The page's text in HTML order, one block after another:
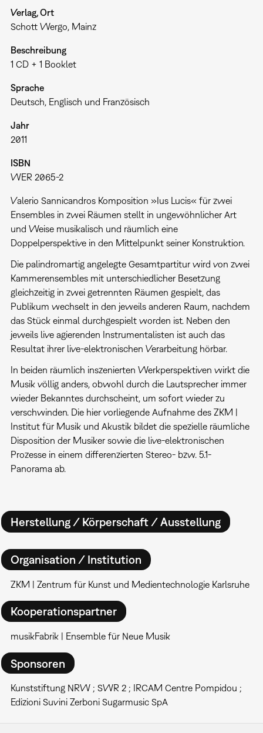
Verlag, Ort
Schott Wergo, Mainz
Beschreibung
1 CD + 1 Booklet
Sprache
Deutsch, Englisch und Französisch
Jahr
2011
ISBN
WER 2065-2
Valerio Sannicandros Komposition »Ius Lucis« für zwei
Ensembles in zwei Räumen stellt in ungewöhnlicher Art
und Weise musikalisch und räumlich eine
Doppelperspektive in den Mittelpunkt seiner Konstruktion.
Die palindromartig angelegte Gesamtpartitur wird von zwei
Kammerensembles mit unterschiedlicher Besetzung
gleichzeitig in zwei getrennten Räumen gespielt, das
Publikum wechselt in den jeweils anderen Raum, nachdem
das Stück einmal durch­gespielt worden ist. Neben den
jeweils live agierenden Instrumentalisten ist auch das
Resultat ihrer live-elektronischen Verarbeitung hörbar.
In beiden räumlich inszenierten Werkperspektiven wirkt die
Musik völlig anders, obwohl durch die Lautsprecher immer
wieder Bekanntes durchscheint, um sofort wieder zu
verschwinden. Die hier vorliegende Aufnahme des ZKM |
Institut für Musik und Akustik bildet die spezielle räumliche
Disposition der Musiker sowie die live-elektronischen
Prozesse in einem differenzierten Stereo- bzw. 5.1-
Panorama ab.
Herstellung / Körperschaft / Ausstellung
Organisation / Institution
ZKM | Zentrum für Kunst und Medientechnologie Karlsruhe
Kooperationspartner
musikFabrik | Ensemble für Neue Musik
Sponsoren
Kunststiftung NRW ; SWR 2 ; IRCAM Centre Pompidou ;
Edizioni Suvini Zerboni Sugarmusic SpA